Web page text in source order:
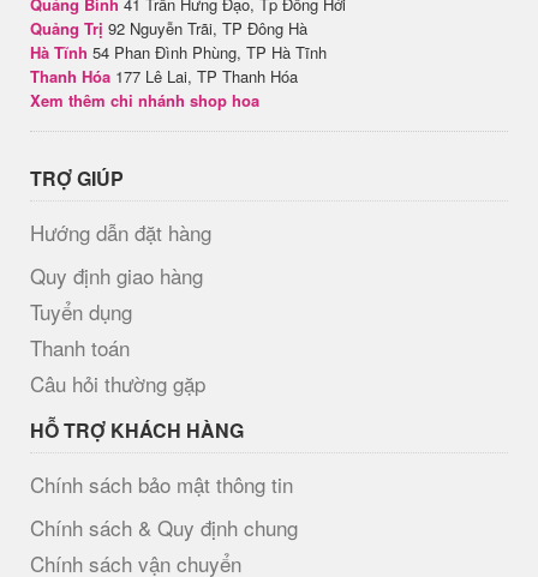
Quảng Trị 92 Nguyễn Trãi, TP Đông Hà
Hà Tĩnh 54 Phan Đình Phùng, TP Hà Tĩnh
Thanh Hóa 177 Lê Lai, TP Thanh Hóa
Xem thêm chi nhánh shop hoa
TRỢ GIÚP
Hướng dẫn đặt hàng
Quy định giao hàng
Tuyển dụng
Thanh toán
Câu hỏi thường gặp
HỖ TRỢ KHÁCH HÀNG
Chính sách bảo mật thông tin
Chính sách & Quy định chung
Chính sách vận chuyển